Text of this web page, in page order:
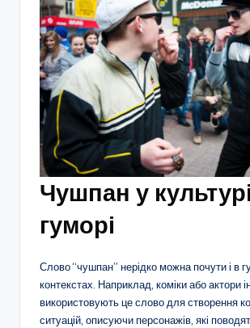
Чушпан у
гуморі
Слово “чушпан” нерідко можна почути і в
контекстах. Наприклад, коміки або актори
використовують це слово для створення
ситуацій, описуючи персонажів, які